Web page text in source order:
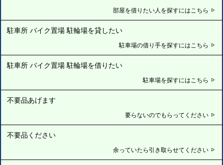
部屋を借りたい人を探すにはこちら
駐車所 バイク置場 駐輪場を貸したい
駐車場の借り手を探すにはこちら
駐車所 バイク置場 駐輪場を借りたい
駐車場を探すにはこちら
不要品あげます
要らないのでもらってください
不要品ください
余っていたら引き取らせてください